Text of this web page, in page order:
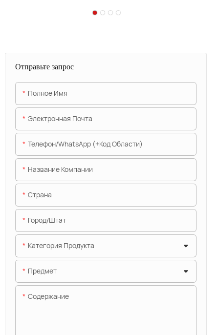
Отправьте запрос
Полное Имя
Электронная Почта
Телефон/WhatsApp (+код Области)
Название Компании
Страна
Город/штат
Категория Продукта
Предмет
Содержание